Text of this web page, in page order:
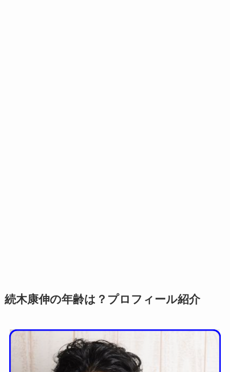
続木康伸の年齢は？プロフィール紹介